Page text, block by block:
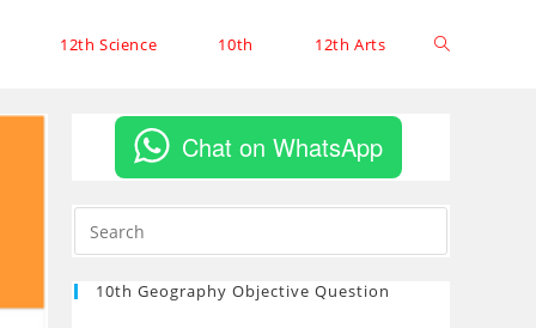
12th Science 10th 12th Arts
Chat on WhatsApp
10th Geography Objective Question